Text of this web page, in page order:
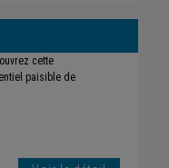
cette
paisible de